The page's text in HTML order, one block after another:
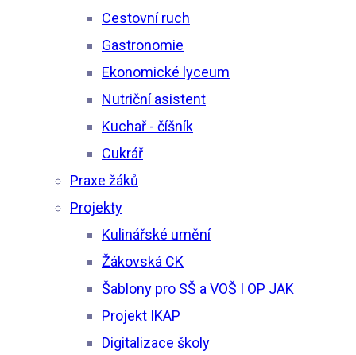
Cestovní ruch
Gastronomie
Ekonomické lyceum
Nutriční asistent
Kuchař - číšník
Cukrář
Praxe žáků
Projekty
Kulinářské umění
Žákovská CK
Šablony pro SŠ a VOŠ I OP JAK
Projekt IKAP
Digitalizace školy